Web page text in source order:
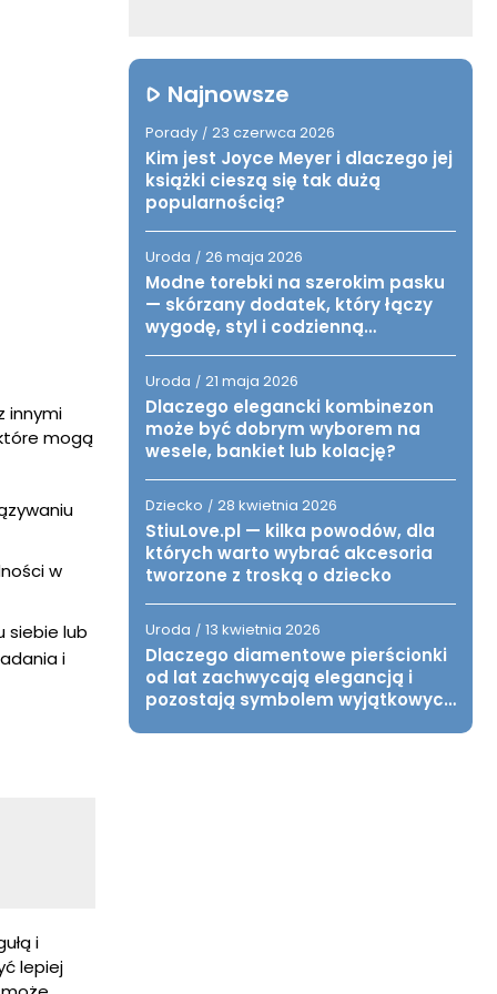
innymi
mogą
w
siebie lub
i
i
lepiej
Najnowsze
Porady / 23 czerwca 2026
Kim jest Joyce Meyer i dlaczego jej
książki cieszą się tak dużą
popularnością?
Uroda / 26 maja 2026
Modne torebki na szerokim pasku
— skórzany dodatek, który łączy
wygodę, styl i codzienną
Uroda / 21 maja 2026
Dlaczego elegancki kombinezon
może być dobrym wyborem na
wesele, bankiet lub kolację?
Dziecko / 28 kwietnia 2026
StiuLove.pl — kilka powodów, dla
których warto wybrać akcesoria
tworzone z troską o dziecko
Uroda / 13 kwietnia 2026
Dlaczego diamentowe pierścionki
od lat zachwycają elegancją i
pozostają symbolem wyjątkowych